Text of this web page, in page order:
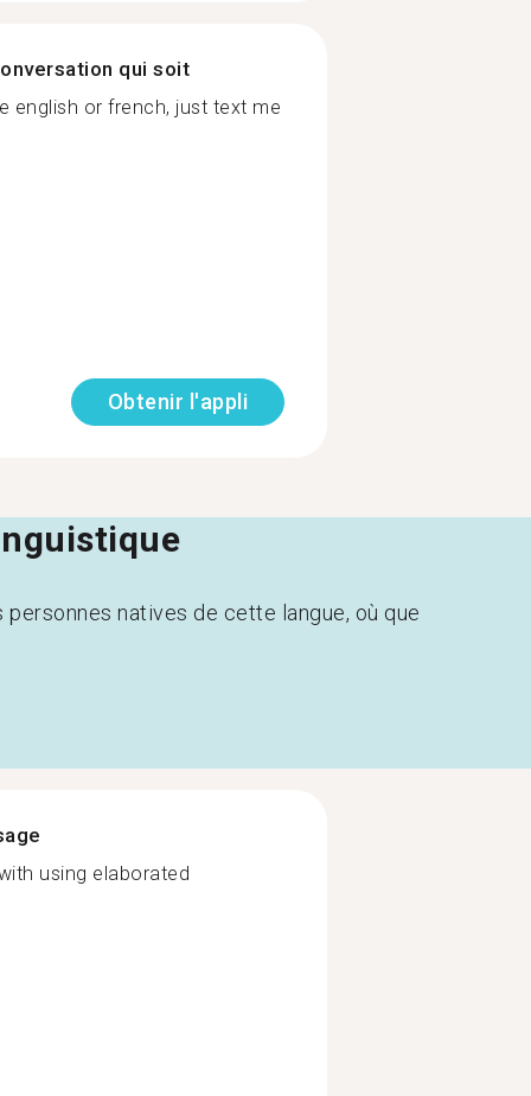
qui soit
english or french, just text me
Obtenir l'appli
natives de cette langue, où que
using elaborated